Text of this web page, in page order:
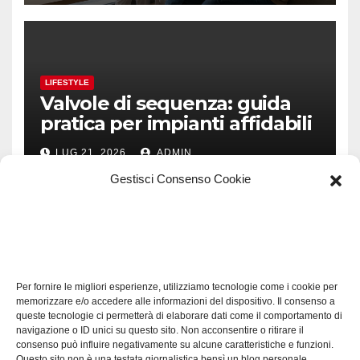
Gestisci Consenso Cookie
Per fornire le migliori esperienze, utilizziamo tecnologie come i cookie per
memorizzare e/o accedere alle informazioni del dispositivo. Il consenso a
queste tecnologie ci permetterà di elaborare dati come il comportamento di
navigazione o ID unici su questo sito. Non acconsentire o ritirare il
consenso può influire negativamente su alcune caratteristiche e funzioni.
LIFESTYLE
Valvole di sequenza: guida
pratica per impianti affidabili
LUG 21, 2026 ADMIN
Software manutenzioni:
guida pratica alla scelta
efficace
LUG 17, 2026 ADMIN